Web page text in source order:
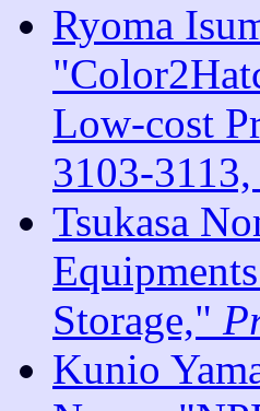
Ryoma
Low-cost
3103-
Tsukasa
Storage,"
Kunio